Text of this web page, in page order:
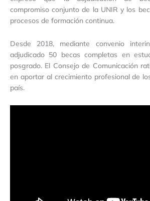
compromiso conjunto de la UNIR y los
procesos de formación continua.
Desde 2018, mediante convenio
adjudicado 50 becas completas en
posgrado. El Consejo de Comunicación
en aportar al crecimiento profesional de
país.